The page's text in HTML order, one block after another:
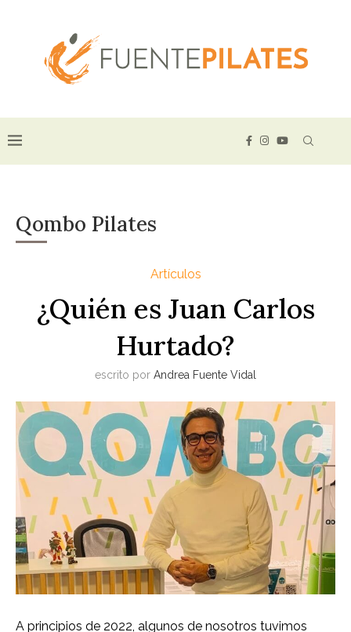
Qombo Pilates
Artículos
¿Quién es Juan Carlos
Hurtado?
escrito por Andrea Fuente Vidal
A principios de 2022, algunos de nosotros tuvimos